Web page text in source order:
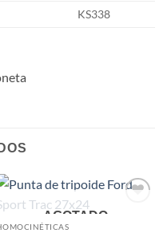
KS338
AGOTADO